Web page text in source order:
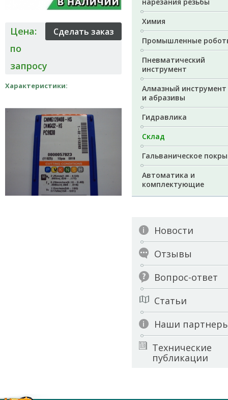
Цена:
по
запросу
Характеристики:
Химия
Промышленные
Пневматический
инструмент
Алмазный инструмент
и абразивы
Гидравлика
Склад
Гальваническое
Автоматика и
комплектующие
Новости
Отзывы
Вопрос-ответ
Статьи
Наши
Технические
публикации